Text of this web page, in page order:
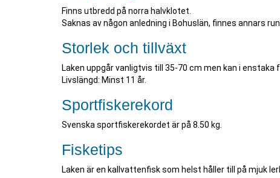
Finns utbredd på norra halvklotet.
Saknas av någon anledning i Bohuslän, finnes annars
Storlek och tillväxt
Laken uppgår vanligtvis till 35-70 cm men kan i enstaka
Livslängd: Minst 11 år.
Sportfiskerekord
Svenska sportfiskerekordet är på 8.50 kg.
Fisketips
Laken är en kallvattenfisk som helst håller till på mjuk